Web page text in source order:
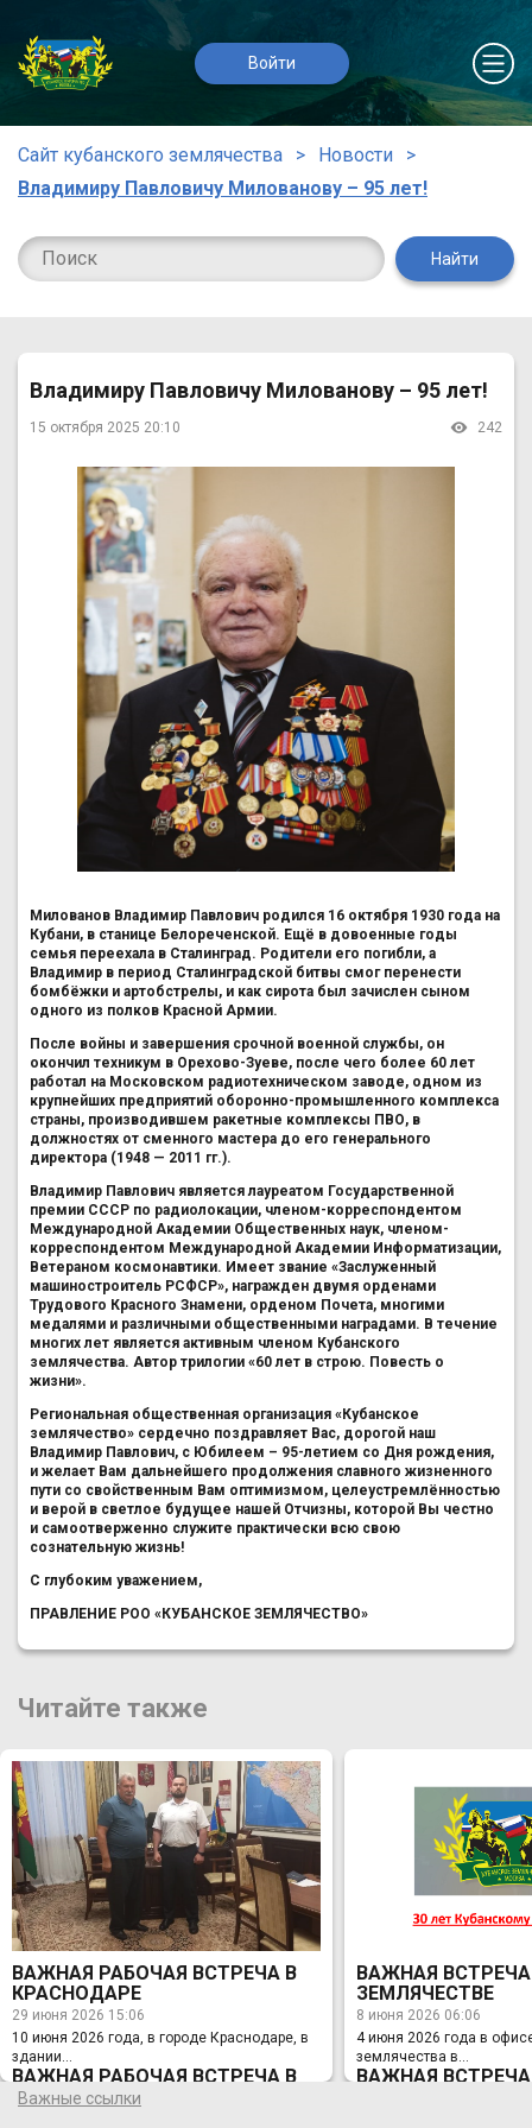
Войти
Сайт кубанского землячества
Новости
Владимиру Павловичу Милованову – 95 лет!
Найти
Владимиру Павловичу Милованову – 95 лет!
15 октября 2025 20:10 242
Милованов Владимир Павлович родился 16 октября 1930 года на
Кубани, в станице Белореченской. Ещё в довоенные годы
семья переехала в Сталинград. Родители его погибли, а
Владимир в период Сталинградской битвы смог перенести
бомбёжки и артобстрелы, и как сирота был зачислен сыном
одного из полков Красной Армии.
После войны и завершения срочной военной службы, он
окончил техникум в Орехово-Зуеве, после чего более 60 лет
работал на Московском радиотехническом заводе, одном из
крупнейших предприятий оборонно-промышленного комплекса
страны, производившем ракетные комплексы ПВО, в
должностях от сменного мастера до его генерального
директора (1948 — 2011 гг.).
Владимир Павлович является лауреатом Государственной
премии СССР по радиолокации, членом-корреспондентом
Международной Академии Общественных наук, членом-
корреспондентом Международной Академии Информатизации,
Ветераном космонавтики. Имеет звание «Заслуженный
машиностроитель РСФСР», награжден двумя орденами
Трудового Красного Знамени, орденом Почета, многими
медалями и различными общественными наградами. В течение
многих лет является активным членом Кубанского
землячества. Автор трилогии «60 лет в строю. Повесть о
жизни».
Региональная общественная организация «Кубанское
землячество» сердечно поздравляет Вас, дорогой наш
Владимир Павлович, с Юбилеем – 95-летием со Дня рождения,
и желает Вам дальнейшего продолжения славного жизненного
пути со свойственным Вам оптимизмом, целеустремлённостью
и верой в светлое будущее нашей Отчизны, которой Вы честно
и самоотверженно служите практически всю свою
сознательную жизнь!
С глубоким уважением,
ПРАВЛЕНИЕ РОО «КУБАНСКОЕ ЗЕМЛЯЧЕСТВО»
Читайте также
ВАЖНАЯ РАБОЧАЯ ВСТРЕЧА В
КРАСНОДАРЕ
29 июня 2026 15:06
10 июня 2026 года, в городе Краснодаре, в
здании...
ВАЖНАЯ РАБОЧАЯ ВСТРЕЧА В
КРАСНОДАРЕ
ВАЖНАЯ
ЗЕМЛЯЧЕСТВЕ
8 июня 2026 06:06
4 июня 2026 года в
землячества в...
ВАЖНАЯ
Важные ссылки